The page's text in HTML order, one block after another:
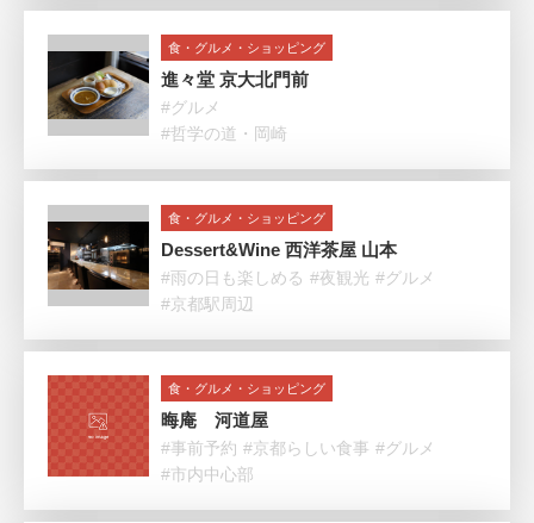
食・グルメ・ショッピング
進々堂 京大北門前
#グルメ
#哲学の道・岡崎
食・グルメ・ショッピング
Dessert&Wine 西洋茶屋 山本
#雨の日も楽しめる #夜観光 #グルメ
#京都駅周辺
食・グルメ・ショッピング
晦庵 河道屋
#事前予約 #京都らしい食事 #グルメ
#市内中心部